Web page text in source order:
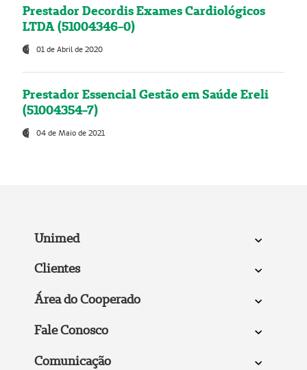
Prestador Decordis Exames Cardiológicos
LTDA (51004346-0)
01 de Abril de 2020
Prestador Essencial Gestão em Saúde Ereli
(51004354-7)
04 de Maio de 2021
Unimed
Clientes
Área do Cooperado
Fale Conosco
Comunicação